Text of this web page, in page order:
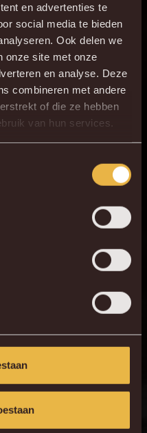
en advertenties te
social media te bieden
Ook delen we
onze site met onze
en analyse. Deze
combineren met andere
of die ze hebben
van hun services.
te blijven – ik voel me
kijk er naar uit om weer
met mijn teamgenoten.
die ik speelde tijdens de
maakte me hongerig
ONZE
je je bij onze ploeg? Koop
seizoen en toon dat
je ploeg!